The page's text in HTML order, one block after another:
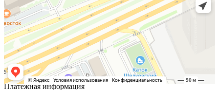
Платежная информация